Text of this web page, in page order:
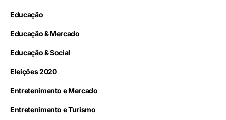
Educação
Educação & Mercado
Educação & Social
Eleições 2020
Entretenimento e Mercado
Entretenimento e Turismo